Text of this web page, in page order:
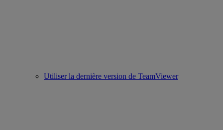
Utiliser la dernière version de TeamViewer